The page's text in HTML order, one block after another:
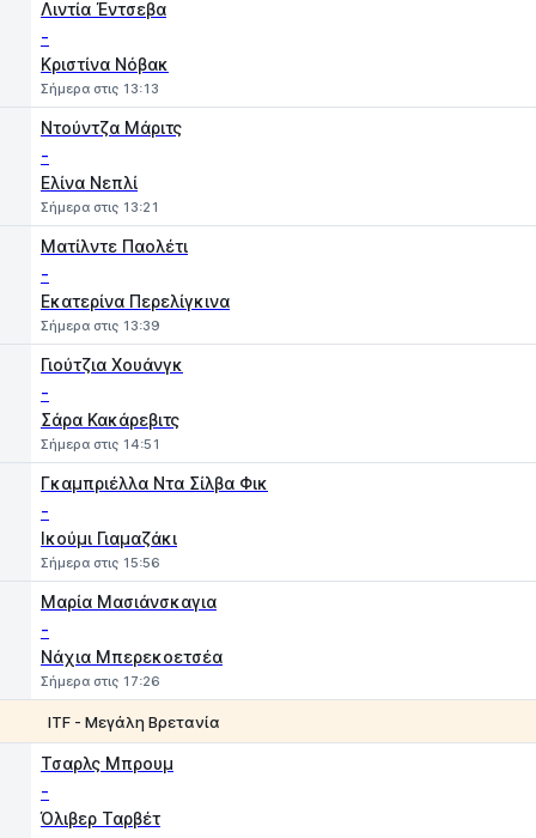
Λιντία Έντσεβα
-
Κριστίνα Νόβακ
Σήμερα στις 13:13
Ντούντζα Μάριτς
-
Ελίνα Νεπλί
Σήμερα στις 13:21
Ματίλντε Παολέτι
-
Εκατερίνα Περελίγκινα
Σήμερα στις 13:39
Γιούτζια Χουάνγκ
-
Σάρα Κακάρεβιτς
Σήμερα στις 14:51
Γκαμπριέλλα Ντα Σίλβα Φικ
-
Ικούμι Γιαμαζάκι
Σήμερα στις 15:56
Μαρία Μασιάνσκαγια
-
Νάχια Μπερεκοετσέα
Σήμερα στις 17:26
ITF - Μεγάλη Βρετανία
Τσαρλς Μπρουμ
-
Όλιβερ Ταρβέτ